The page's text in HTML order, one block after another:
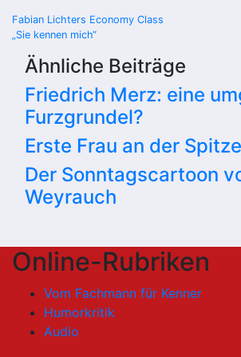
Beitragsnavigation
Fabian Lichters Economy Class
„Sie kennen mich“
Ähnliche Beiträge
Friedrich Merz: eine
Furzgrundel?
Erste Frau an der
Der Sonntagscartoon
Weyrauch
Online-Rubriken
Vom Fachmann für Kenner
Humorkritik
Audio